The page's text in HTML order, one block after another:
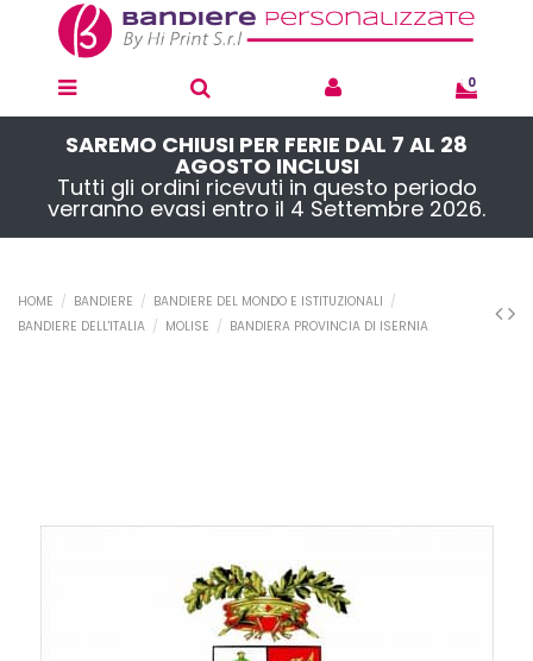
0
SAREMO CHIUSI PER FERIE DAL 7 AL 28
AGOSTO INCLUSI
Tutti gli ordini ricevuti in questo periodo
verranno evasi entro il 4 Settembre 2026.
HOME BANDIERE
BANDIERE DEL MONDO E ISTITUZIONALI
BANDIERE DELL'ITALIA
MOLISE BANDIERA PROVINCIA DI ISERNIA